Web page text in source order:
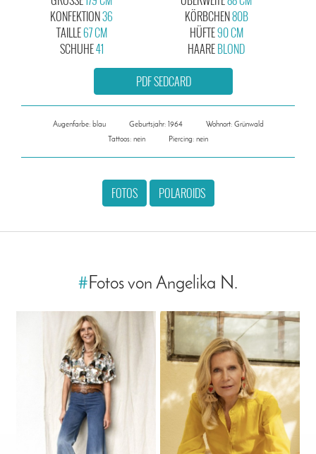
KONFEKTION36
KÖRBCHEN80B
TAILLE67 CM
SCHUHE41
HÜFTE90 CM
HAAREBLOND
PDF SEDCARD
Augenfarbe: blau Geburtsjahr: 1964
Wohnort: Grünwald
Tattoos: nein
Piercing: nein
FOTOS POLAROIDS
#Fotos von Angelika N.